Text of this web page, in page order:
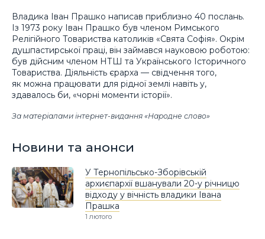
Владика Іван Прашко написав приблизно 40 послань.
Із 1973 року Іван Прашко був членом Римського
Релігійного Товариства католиків «Свята Софія». Окрім
душпастирської праці, він займався науковою роботою:
був дійсним членом НТШ та Українського Історичного
Товариства. Діяльність єрарха — свідчення того,
як можна працювати для рідної землі навіть у,
здавалось би, «чорні моменти історії».
За матеріалами інтернет-видання «Народне слово»
Новини та анонси
У Тернопільсько-Зборівській
архиєпархії вшанували 20-у річницю
відходу у вічність владики Івана
Прашка
1 лютого